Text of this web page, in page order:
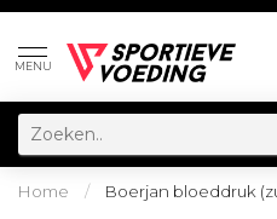
MENU
Home / Boerjan bloeddruk